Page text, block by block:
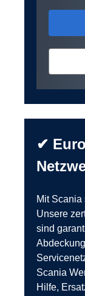
✔
Mit
Unsere
sind
Scania
Hilfe,